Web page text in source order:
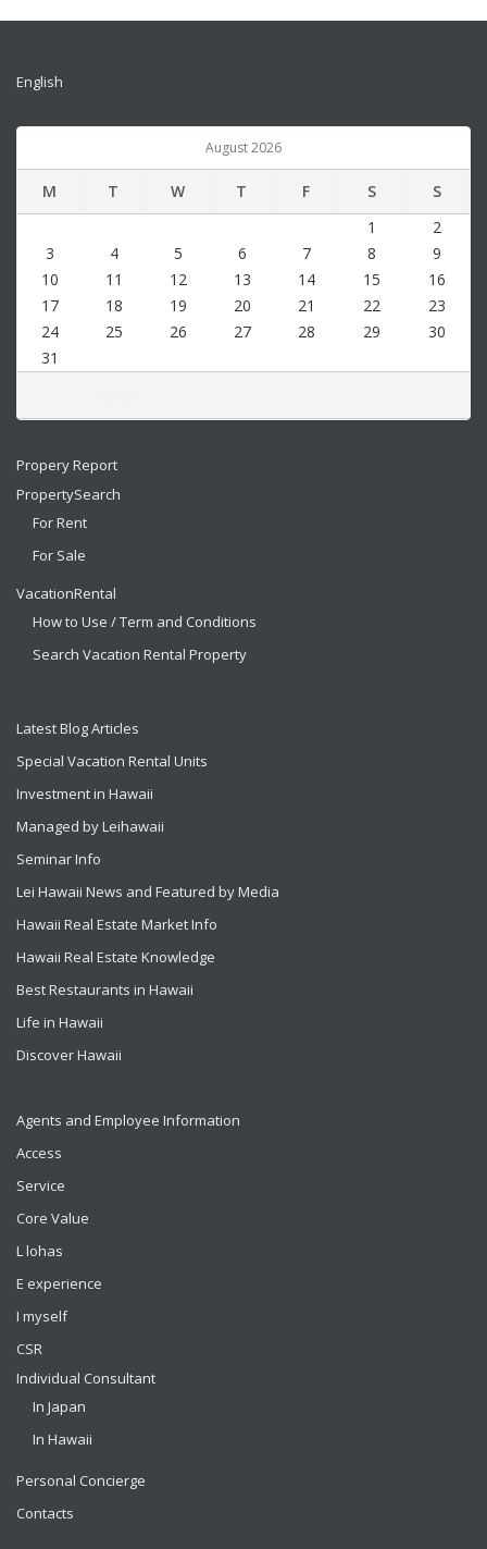
English
August 2026
M T W T F S S
1
2
3
4 5 6 7 8
9
10
11 12 13 14 15
16
17
18 19 20 21 22
23
24
25 26 27 28 29
30
31
Propery Report
PropertySearch
For Rent
For Sale
VacationRental
How to Use / Term and Conditions
Search Vacation Rental Property
Latest Blog Articles
Special Vacation Rental Units
Investment in Hawaii
Managed by Leihawaii
Seminar Info
Lei Hawaii News and Featured by Media
Hawaii Real Estate Market Info
Hawaii Real Estate Knowledge
Best Restaurants in Hawaii
Life in Hawaii
Discover Hawaii
Agents and Employee Information
Access
Service
Core Value
L lohas
E experience
I myself
CSR
Individual Consultant
In Japan
In Hawaii
Personal Concierge
Contacts